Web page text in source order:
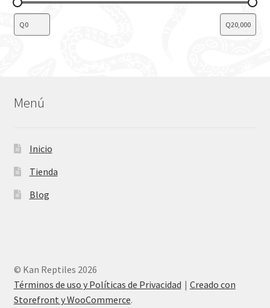
Menú
Inicio
Tienda
Blog
© Kan Reptiles 2026
Términos de uso y Políticas de Privacidad
Creado con
Storefront y WooCommerce.